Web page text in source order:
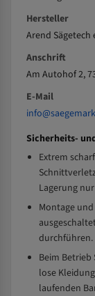
Hersteller
Arend Sägetech
Anschrift
Am Autohof 2,
E-Mail
Sicherheits-
Extrem
Lagerung
Montage
durchführen.
Beim
lose
laufenden